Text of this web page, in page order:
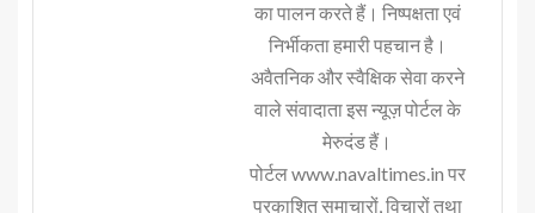
का पालन करते हैं। निष्पक्षता एवं
निर्भीकता हमारी पहचान है।
अवैतनिक और स्वैक्षिक सेवा करने
वाले संवादाता इस न्यूज़ पोर्टल के
मेरुदंड हैं।
पोर्टल www.navaltimes.in पर
प्रकाशित समाचारों, विचारों तथा